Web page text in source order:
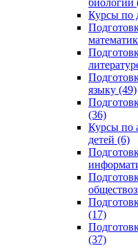
биологии
Курсы по
языку (49)
(36)
Курсы по
детей (6)
(17)
(37)